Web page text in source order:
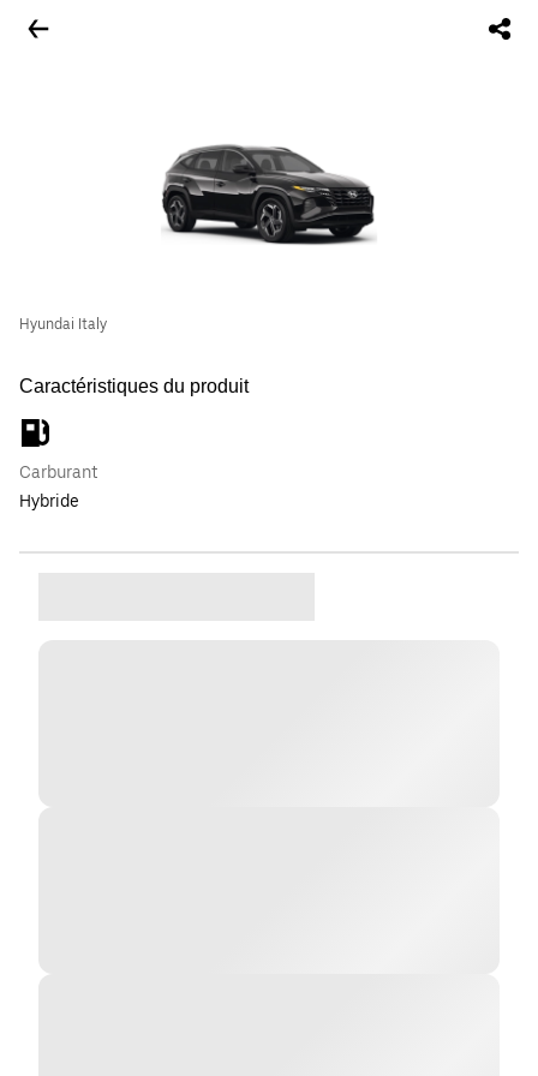
Hyundai Italy
Caractéristiques du produit
Carburant
Hybride